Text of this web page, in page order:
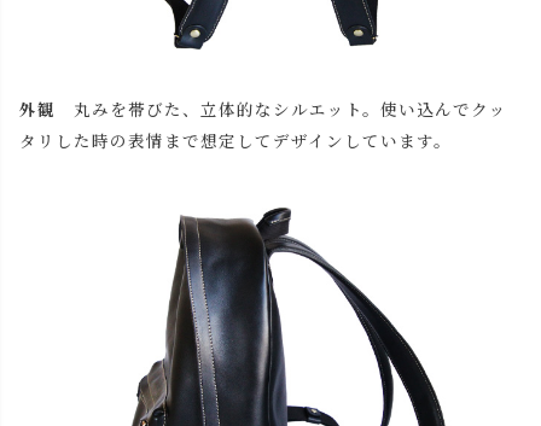
外観 丸みを帯びた、立体的なシルエット。使い込んでクッ
タリした時の表情まで想定してデザインしています。